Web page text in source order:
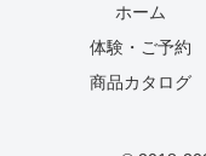
ホーム
体験・ご予約
商品カタログ